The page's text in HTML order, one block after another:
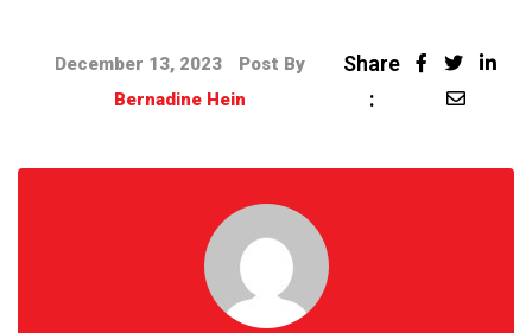
December 13, 2023
Post By
Bernadine Hein
Share
: